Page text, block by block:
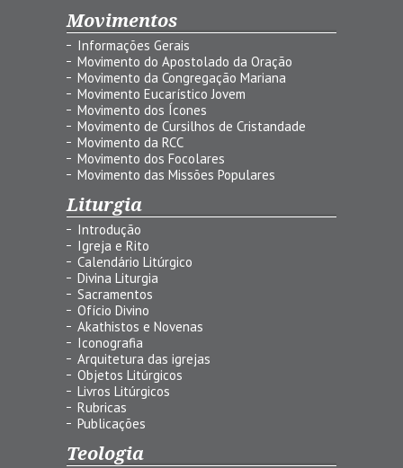
Movimentos
Informações Gerais
Movimento do Apostolado da Oração
Movimento da Congregação Mariana
Movimento Eucarístico Jovem
Movimento dos Ícones
Movimento de Cursilhos de Cristandade
Movimento da RCC
Movimento dos Focolares
Movimento das Missões Populares
Liturgia
Introdução
Igreja e Rito
Calendário Litúrgico
Divina Liturgia
Sacramentos
Ofício Divino
Akathistos e Novenas
Iconografia
Arquitetura das igrejas
Objetos Litúrgicos
Livros Litúrgicos
Rubricas
Publicações
Teologia